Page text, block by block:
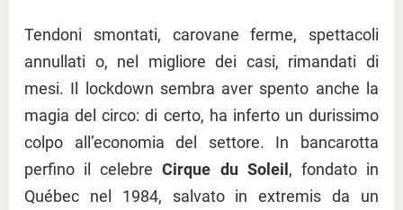
Tendoni smontati, carovane ferme, spettacoli
annullati o, nel migliore dei casi, rimandati di
mesi. Il lockdown sembra aver spento anche la
magia del circo: di certo, ha inferto un durissimo
colpo all’economia del settore. In bancarotta
perfino il celebreCirque du Soleil , fondato in
Québec nel 1984, salvato in extremis da un